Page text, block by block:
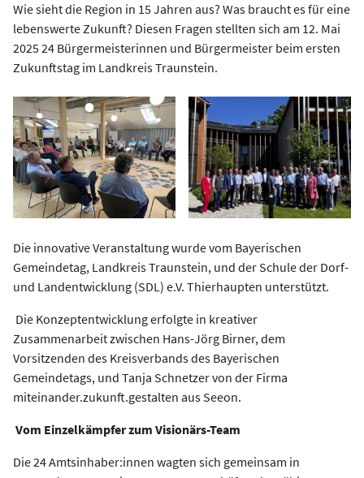
Wie sieht die Region in 15 Jahren aus? Was braucht es für eine
lebenswerte Zukunft? Diesen Fragen stellten sich am 12. Mai
2025 24 Bürgermeisterinnen und Bürgermeister beim ersten
Zukunftstag im Landkreis Traunstein.
Die innovative Veranstaltung wurde vom Bayerischen
Gemeindetag, Landkreis Traunstein, und der Schule der Dorf-
und Landentwicklung (SDL) e.V. Thierhaupten unterstützt.
Die Konzeptentwicklung erfolgte in kreativer
Zusammenarbeit zwischen Hans-Jörg Birner, dem
Vorsitzenden des Kreisverbands des Bayerischen
Gemeindetags, und Tanja Schnetzer von der Firma
miteinander.zukunft.gestalten aus Seeon.
Vom Einzelkämpfer zum Visionärs-Team
Die 24 Amtsinhaber:innen wagten sich gemeinsam in